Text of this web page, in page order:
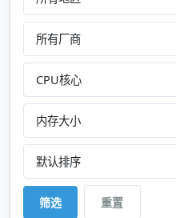
厂商
CPU核心
内存
排序方式
筛选 重置